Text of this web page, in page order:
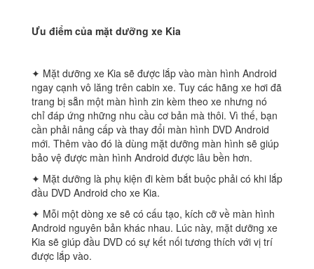
Ưu điểm của mặt dưỡng xe Kia
✦ Mặt dưỡng xe Kia sẽ được lắp vào màn hình Android
ngay cạnh vô lăng trên cabin xe. Tuy các hãng xe hơi đã
trang bị sẵn một màn hình zin kèm theo xe nhưng nó
chỉ đáp ứng những nhu cầu cơ bản mà thôi. Vì thế, bạn
cần phải nâng cấp và thay đổi màn hình DVD Android
mới. Thêm vào đó là dùng mặt dưỡng màn hình sẽ giúp
bảo vệ được màn hình Android được lâu bền hơn.
✦ Mặt dưỡng là phụ kiện đi kèm bắt buộc phải có khi lắp
đầu DVD Android cho xe Kia.
✦ Mỗi một dòng xe sẽ có cấu tạo, kích cỡ về màn hình
Android nguyên bản khác nhau. Lúc này, mặt dưỡng xe
Kia sẽ giúp đầu DVD có sự kết nối tương thích với vị trí
được lắp vào.